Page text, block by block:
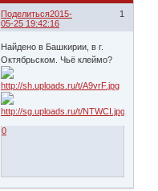
Поделиться 1
2015-
05-25 19:42:16
Найдено в Башкирии, в г.
Октябрьском. Чьё клеймо?
0